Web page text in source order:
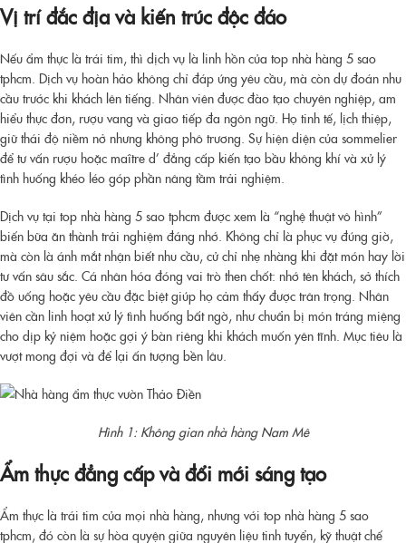
Vị trí đắc địa và kiến trúc độc đáo
Nếu ẩm thực là trái tim, thì dịch vụ là linh hồn của top nhà hàng 5 sao
tphcm . Dịch vụ hoàn hảo không chỉ đáp ứng yêu cầu, mà còn dự đoán nhu
cầu trước khi khách lên tiếng. Nhân viên được đào tạo chuyên nghiệp, am
hiểu thực đơn, rượu vang và giao tiếp đa ngôn ngữ. Họ tinh tế, lịch thiệp,
giữ thái độ niềm nở nhưng không phô trương. Sự hiện diện của sommelier
để tư vấn rượu hoặc maître d’ đẳng cấp kiến tạo bầu không khí và xử lý
tình huống khéo léo góp phần nâng tầm trải nghiệm.
Dịch vụ tại top nhà hàng 5 sao tphcm được xem là “nghệ thuật vô hình”
biến bữa ăn thành trải nghiệm đáng nhớ. Không chỉ là phục vụ đúng giờ,
mà còn là ánh mắt nhận biết nhu cầu, cử chỉ nhẹ nhàng khi đặt món hay lời
tư vấn sâu sắc. Cá nhân hóa đóng vai trò then chốt: nhớ tên khách, sở thích
đồ uống hoặc yêu cầu đặc biệt giúp họ cảm thấy được trân trọng. Nhân
viên cần linh hoạt xử lý tình huống bất ngờ, như chuẩn bị món tráng miệng
cho dịp kỷ niệm hoặc gợi ý bàn riêng khi khách muốn yên tĩnh. Mục tiêu là
vượt mong đợi và để lại ấn tượng bền lâu.
Hình 1: Không gian nhà hàng Nam Mê
Ẩm thực đẳng cấp và đổi mới sáng tạo
Ẩm thực là trái tim của mọi nhà hàng, nhưng với top nhà hàng 5 sao
tphcm, đó còn là sự hòa quyện giữa nguyên liệu tinh tuyển, kỹ thuật chế